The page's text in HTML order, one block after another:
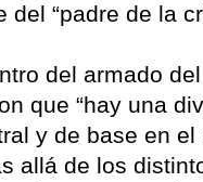
del “padre de la
del armado
que “hay una
y de base en el
allá de los